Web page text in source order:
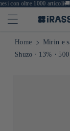
con oltre 1000 articoli🚚
Home Mirin e
Shuzo ⋅ 13% ⋅